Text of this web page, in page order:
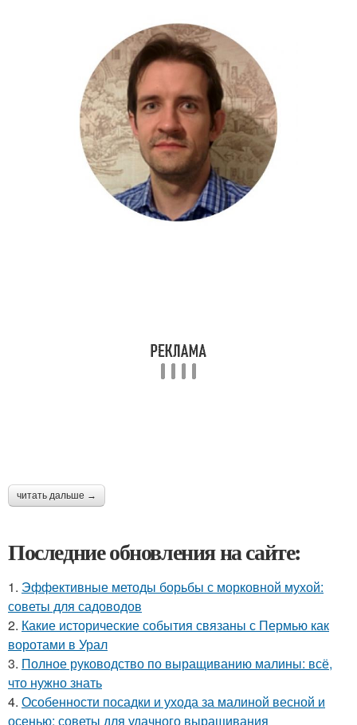
читать дальше →
Последние обновления на сайте:
1. Эффективные методы борьбы с морковной мухой:
советы для садоводов
2. Какие исторические события связаны с Пермью как
воротами в Урал
3. Полное руководство по выращиванию малины: всё,
что нужно знать
4. Особенности посадки и ухода за малиной весной и
осенью: советы для удачного выращивания